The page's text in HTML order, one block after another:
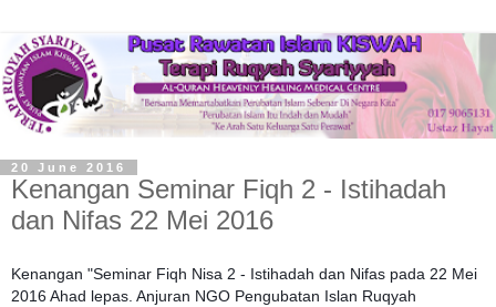
20 June 2016
Kenangan Seminar Fiqh 2 - Istihadah
dan Nifas 22 Mei 2016
Kenangan "Seminar Fiqh Nisa 2 - Istihadah dan Nifas pada 22 Mei
2016 Ahad lepas. Anjuran NGO Pengubatan Islan Ruqyah